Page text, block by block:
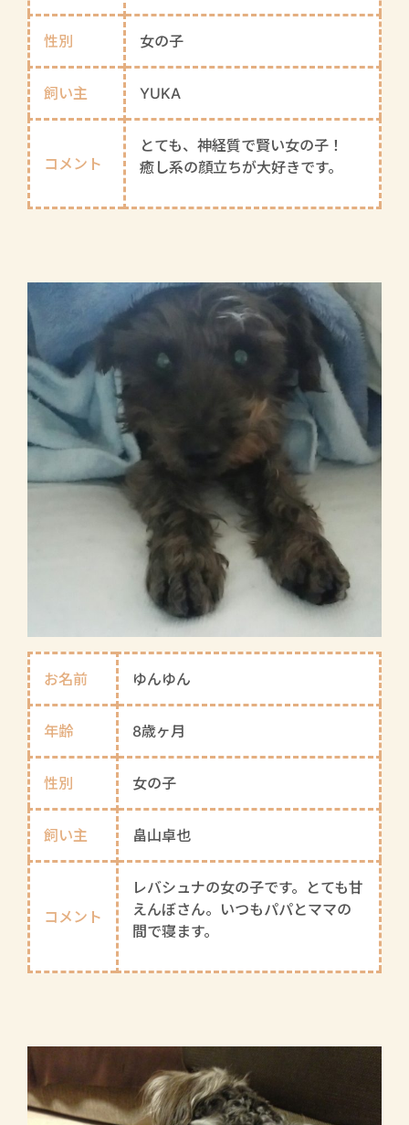
性別 女の子
飼い主 YUKA
コメント
とても、神経質で賢い女の子！
癒し系の顔立ちが大好きです。
お名前 ゆんゆん
年齢 8歳ヶ月
性別 女の子
飼い主 畠山卓也
コメント
レバシュナの女の子です。とても甘
えんぼさん。いつもパパとママの
間で寝ます。